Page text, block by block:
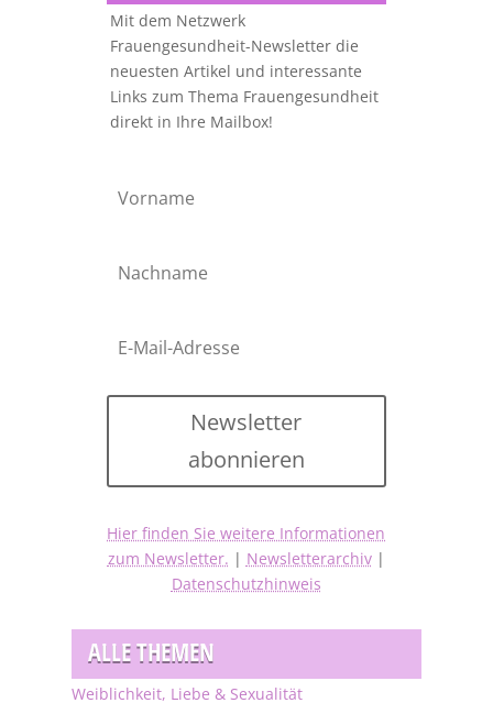
Mit dem Netzwerk
Frauengesundheit-Newsletter die
neuesten Artikel und interessante
Links zum Thema Frauengesundheit
direkt in Ihre Mailbox!
Newsletter
abonnieren
Hier finden Sie weitere Informationen
zum Newsletter. | Newsletterarchiv|
Datenschutzhinweis
ALLE THEMEN
Weiblichkeit, Liebe & Sexualität